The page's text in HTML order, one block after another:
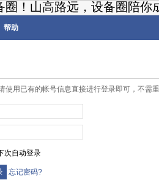
圈！山高路远，设备圈陪你
帮助
使用已有的帐号信息直接进行登录即可，不需
次自动登录
忘记密码?